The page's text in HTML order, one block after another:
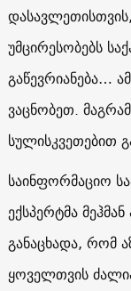
უმცირესობებს
გაწევრიანება…
ვაცნობეთ.
სულისკვეთებით
საინფორმაციო
ექსპერტმა
განაცხადა, რომ
ყოველთვის